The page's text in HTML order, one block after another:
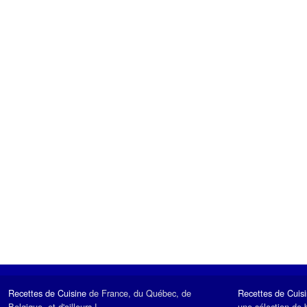
Recettes de Cuisine de France, du Québec, de
Recettes de